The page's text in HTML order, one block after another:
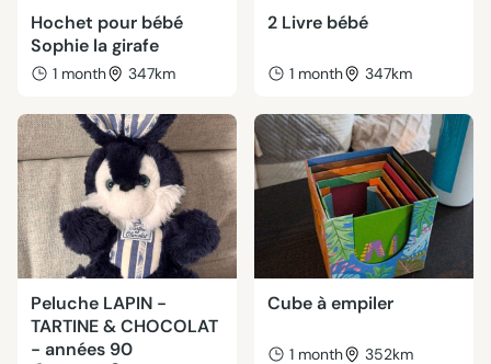
Hochet pour bébé
Sophie la girafe
1 month 347km
2 Livre bébé
1 month 347km
Peluche LAPIN -
TARTINE & CHOCOLAT
- années 90
Cube à empiler
1 month 352km